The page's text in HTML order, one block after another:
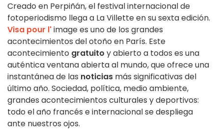
Creado en Perpiñán, el festival internacional de
fotoperiodismo llega a La Villette en su sexta edición.
Visa pour l'image es uno de los grandes
acontecimientos del otoño en París. Este
acontecimiento gratuito y abierto a todos es una
auténtica ventana abierta al mundo, que ofrece una
instantánea de las noticias más significativas del
último año. Sociedad, política, medio ambiente,
grandes acontecimientos culturales y deportivos:
todo el año francés e internacional se despliega
ante nuestros ojos.